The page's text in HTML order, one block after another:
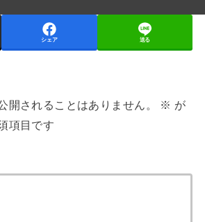
シェア 送る
開されることはありません。 ※ が
項目です